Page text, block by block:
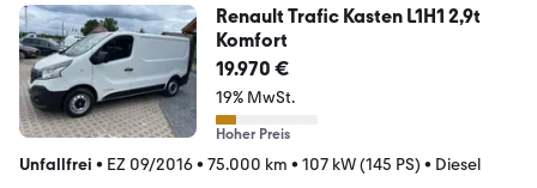
Renault Trafic Kasten L1H1 2,9t
Komfort
19.970 €
19% MwSt.
Hoher Preis
Unfallfrei • EZ 09/2016• 75.000 km • 107 kW (145 PS) • Diesel